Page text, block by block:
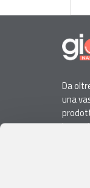
Da
una
La
per